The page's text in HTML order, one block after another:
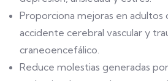
Proporciona mejoras en adultos
accidente cerebral vascular y
craneoencefálico.
Reduce molestias generadas